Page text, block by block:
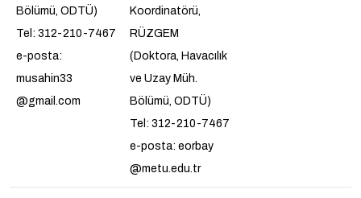
Bölümü, ODTÜ)
Tel: 312-210-7467
e-posta:
musahin33
@gmail.com
Koordinatörü,
RÜZGEM
(Doktora, Havacılık
ve Uzay Müh.
Bölümü, ODTÜ)
Tel: 312-210-7467
e-posta: eorbay
@metu.edu.tr